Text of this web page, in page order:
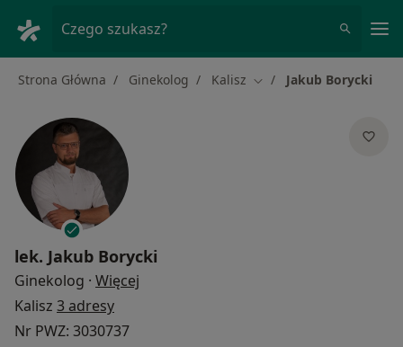
Czego szukasz?
Strona Główna Ginekolog Kalisz Zmień miasto
Jakub Borycki
lek. Jakub Borycki
Ginekolog · Więcej
Kalisz 3 adresy
Nr PWZ: 3030737